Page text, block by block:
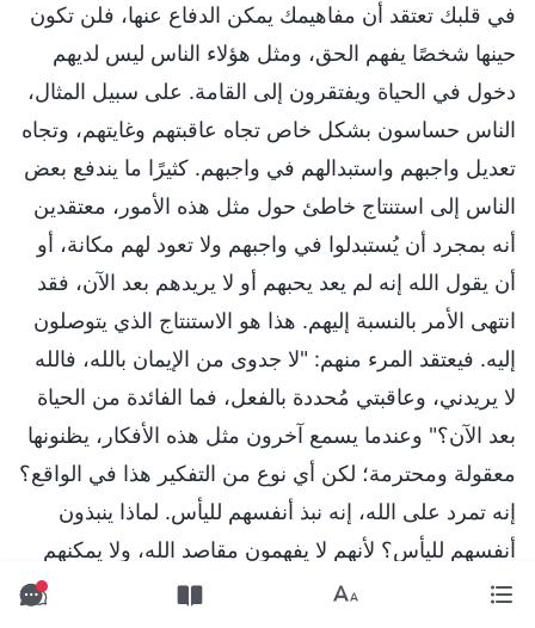
في قلبك تعتقد أن مفاهيمك يمكن الدفاع عنها، فلن تكون
حينها شخصًا يفهم الحق، ومثل هؤلاء الناس ليس لديهم
دخول في الحياة ويفتقرون إلى القامة. على سبيل المثال،
الناس حساسون بشكل خاص تجاه عاقبتهم وغايتهم، وتجاه
تعديل واجبهم واستبدالهم في واجبهم. كثيرًا ما يندفع بعض
الناس إلى استنتاج خاطئ حول مثل هذه الأمور، معتقدين
أنه بمجرد أن يُستبدلوا في واجبهم ولا تعود لهم مكانة، أو
أن يقول الله إنه لم يعد يحبهم أو لا يريدهم بعد الآن، فقد
انتهى الأمر بالنسبة إليهم. هذا هو الاستنتاج الذي يتوصلون
إليه. فيعتقد المرء منهم: "لا جدوى من الإيمان بالله، فالله
لا يريدني، وعاقبتي مُحددة بالفعل، فما الفائدة من الحياة
بعد الآن؟" وعندما يسمع آخرون مثل هذه الأفكار، يظنونها
معقولة ومحترمة؛ لكن أي نوع من التفكير هذا في الواقع؟
إنه تمرد على الله، إنه نبذ أنفسهم لليأس. لماذا ينبذون
أنفسهم لليأس؟ لأنهم لا يفهمون مقاصد الله، ولا يمكنهم
أن يروا بوضوح كيف يخلّص الله الناس، وليس لديهم إيمان